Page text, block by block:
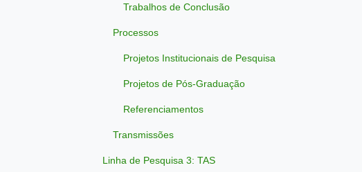
Trabalhos de Conclusão
Processos
Projetos Institucionais de Pesquisa
Projetos de Pós-Graduação
Referenciamentos
Transmissões
Linha de Pesquisa 3: TAS